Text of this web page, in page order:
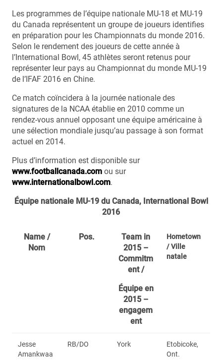
Les programmes de l’équipe nationale MU-18 et MU-19
du Canada représentent un groupe de joueurs identifies
en préparation pour les Championnats du monde 2016.
Selon le rendement des joueurs de cette année à
l’International Bowl, 45 athlètes seront retenus pour
représenter leur pays au Championnat du monde MU-19
de l’IFAF 2016 en Chine.
Ce match coïncidera à la journée nationale des
signatures de la NCAA établie en 2010 comme un
rendez-vous annuel opposant une équipe américaine à
une sélection mondiale jusqu’au passage à son format
actuel en 2014.
Plus d’information est disponible sur
www.footballcanada.com ou sur
www.internationalbowl.com.
Équipe nationale MU-19 du Canada, International Bowl
2016
Name /
Nom
Pos.
Team in
2015 –
Commitm
ent /
Équipe en
2015 –
engagem
ent
Hometown
/ Ville
natale
Jesse
Amankwaa
RB/DO York
Etobicoke,
Ont.